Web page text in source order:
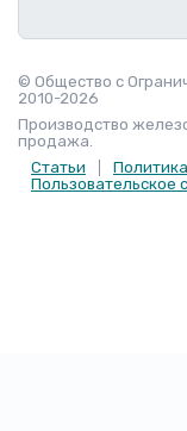
© Общество с
2010-2026
Производство
продажа.
Статьи
Пользовательское